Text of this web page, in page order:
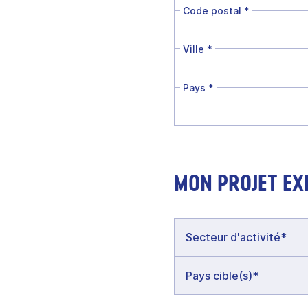
Code postal *
Ville *
Pays *
MON PROJET